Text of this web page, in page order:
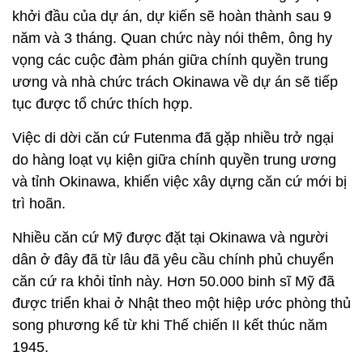
khởi đầu của dự án, dự kiến sẽ hoàn thành sau 9
năm và 3 tháng. Quan chức này nói thêm, ông hy
vọng các cuộc đàm phán giữa chính quyền trung
ương và nhà chức trách Okinawa về dự án sẽ tiếp
tục được tổ chức thích hợp.
Việc di dời căn cứ Futenma đã gặp nhiều trở ngại
do hàng loạt vụ kiện giữa chính quyền trung ương
và tỉnh Okinawa, khiến việc xây dựng căn cứ mới bị
trì hoãn.
Nhiều căn cứ Mỹ được đặt tại Okinawa và người
dân ở đây đã từ lâu đã yêu cầu chính phủ chuyển
căn cứ ra khỏi tỉnh này. Hơn 50.000 binh sĩ Mỹ đã
được triển khai ở Nhật theo một hiệp ước phòng thủ
song phương kể từ khi Thế chiến II kết thúc năm
1945.